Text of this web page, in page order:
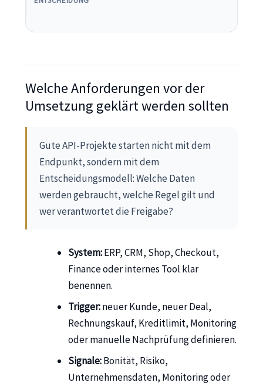
Welche Anforderungen vor der
Umsetzung geklärt werden sollten
Gute API-Projekte starten nicht mit dem
Endpunkt, sondern mit dem
Entscheidungsmodell: Welche Daten
werden gebraucht, welche Regel gilt und
wer verantwortet die Freigabe?
System:ERP, CRM, Shop, Checkout,
Finance oder internes Tool klar
benennen.
Trigger:neuer Kunde, neuer Deal,
Rechnungskauf, Kreditlimit, Monitoring
oder manuelle Nachprüfung definieren.
Signale:Bonität, Risiko,
Unternehmensdaten, Monitoring oder